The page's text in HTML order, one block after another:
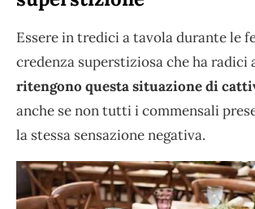
Essere in tredici a tavola durante le
credenza superstiziosa che ha radici
ritengono questa situazione di
anche se non tutti i commensali
la stessa sensazione negativa.